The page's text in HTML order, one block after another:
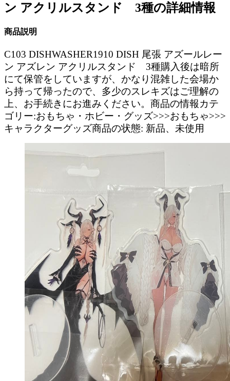
ン アクリルスタンド 3種の詳細情報
商品説明
C103 DISHWASHER1910 DISH 尾張 アズールレー
ン アズレン アクリルスタンド 3種購入後は暗所
にて保管をしていますが、かなり混雑した会場か
ら持って帰ったので、多少のスレキズはご理解の
上、お手続きにお進みください。商品の情報カテ
ゴリー:おもちゃ・ホビー・グッズ>>>おもちゃ>>>
キャラクターグッズ商品の状態: 新品、未使用